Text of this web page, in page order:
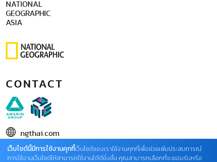
NATIONAL
GEOGRAPHIC
ASIA
CONTACT
ngthai.com
บริษัท เอเอ็มอี อิมเมจิเนทีฟ จำกัด
ในเครือ บริษัท อมรินทร์ คอร์เปอเรชั่นส์ จำกัด (มหาชน)
เว็บไซต์นี้มีการใช้งานคุกกี้เว็บไซต์ของเราใช้งานคุกกี้เพื่อช่วยเพิ่มประสบการณ์
การใช้งานเว็บไซต์ให้สามารถใช้งานได้ดียิ่งขึ้น คุณสามารถเลือกที่จะยอมรับหรือ